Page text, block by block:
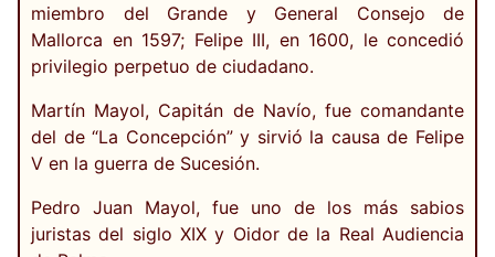
miembro del Grande y General Consejo de
Mallorca en 1597; Felipe III, en 1600, le concedió
privilegio perpetuo de ciudadano.
Martín Mayol, Capitán de Navío, fue comandante
del de “La Concepción” y sirvió la causa de Felipe
V en la guerra de Sucesión.
Pedro Juan Mayol, fue uno de los más sabios
juristas del siglo XIX y Oidor de la Real Audiencia